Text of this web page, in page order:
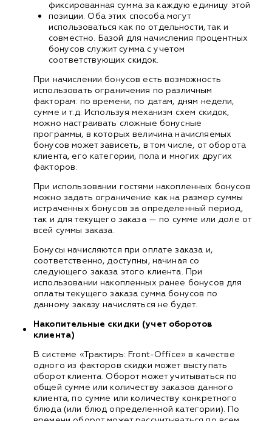
фиксированная сумма за каждую единицу этой
позиции. Оба этих способа могут
использоваться как по отдельности, так и
совместно. Базой для начисления процентных
бонусов служит сумма с учетом
соответствующих скидок.
При начислении бонусов есть возможность
использовать ограничения по различным
факторам: по времени, по датам, дням недели,
сумме и т.д. Используя механизм схем скидок,
можно настраивать сложные бонусные
программы, в которых величина начисляемых
бонусов может зависеть, в том числе, от оборота
клиента, его категории, пола и многих других
факторов.
При использовании гостями накопленных бонусов
можно задать ограничение как на размер суммы
истраченных бонусов за определенный период,
так и для текущего заказа — по сумме или доле от
всей суммы заказа.
Бонусы начисляются при оплате заказа и,
соответственно, доступны, начиная со
следующего заказа этого клиента. При
использовании накопленных ранее бонусов для
оплаты текущего заказа сумма бонусов по
данному заказу начисляться не будет.
Накопительные скидки (учет оборотов
клиента)
В системе «Трактиръ: Front-Office» в качестве
одного из факторов скидки может выступать
оборот клиента. Оборот может учитываться по
общей сумме или количеству заказов данного
клиента, по сумме или количеству конкретного
блюда (или блюд определенной категории). По